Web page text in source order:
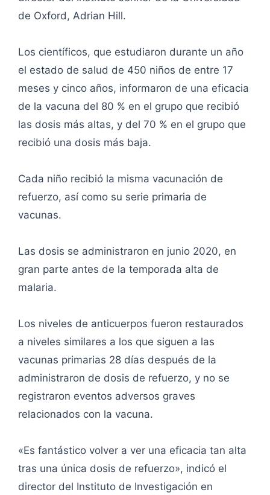
de Oxford, Adrian Hill.
Los científicos, que estudiaron durante un año
el estado de salud de 450 niños de entre 17
meses y cinco años, informaron de una eficacia
de la vacuna del 80 % en el grupo que recibió
las dosis más altas, y del 70 % en el grupo que
recibió una dosis más baja.
Cada niño recibió la misma vacunación de
refuerzo, así como su serie primaria de
vacunas.
Las dosis se administraron en junio 2020, en
gran parte antes de la temporada alta de
malaria.
Los niveles de anticuerpos fueron restaurados
a niveles similares a los que siguen a las
vacunas primarias 28 días después de la
administraron de dosis de refuerzo, y no se
registraron eventos adversos graves
relacionados con la vacuna.
«Es fantástico volver a ver una eficacia tan alta
tras una única dosis de refuerzo», indicó el
director del Instituto de Investigación en